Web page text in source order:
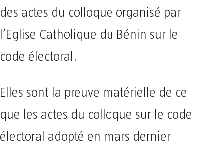
des actes du colloque organisé par
l’Eglise Catholique du Bénin sur le
code électoral.
Elles sont la preuve matérielle de ce
que les actes du colloque sur le code
électoral adopté en mars dernier